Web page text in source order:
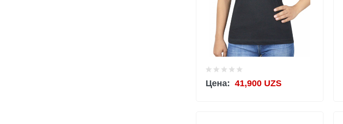
Цена: 41,900 UZS